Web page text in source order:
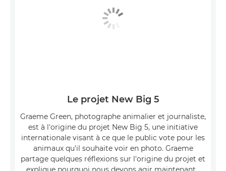
Le projet New Big 5
Graeme Green, photographe animalier et journaliste,
est à l'origine du projet New Big 5, une initiative
internationale visant à ce que le public vote pour les
animaux qu'il souhaite voir en photo. Graeme
partage quelques réflexions sur l'origine du projet et